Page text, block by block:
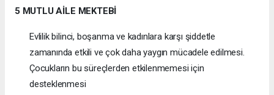
5 MUTLU AİLE MEKTEBİ
Evlilik bilinci, boşanma ve kadınlara karşı şiddetle
zamanında etkili ve çok daha yaygın mücadele edilmesi.
Çocukların bu süreçlerden etkilenmemesi için
desteklenmesi